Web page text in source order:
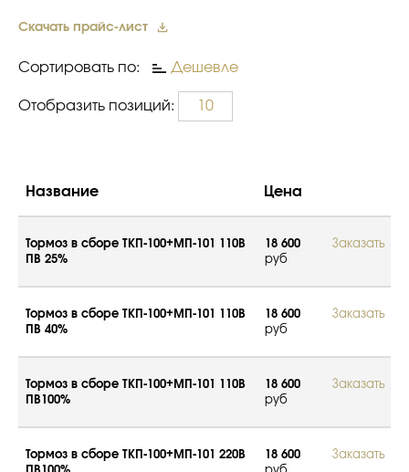
Скачать прайс-лист
Сортировать по: Дешевле
Отобразить позиций: 10
Название Цена
Тормоз в сборе ТКП-100+МП-101 110В
ПВ 25%
18 600
руб
Заказать
Тормоз в сборе ТКП-100+МП-101 110В
ПВ 40%
18 600
руб
Заказать
Тормоз в сборе ТКП-100+МП-101 110В
ПВ100%
18 600
руб
Заказать
Тормоз в сборе ТКП-100+МП-101 220В
18 600
Заказать